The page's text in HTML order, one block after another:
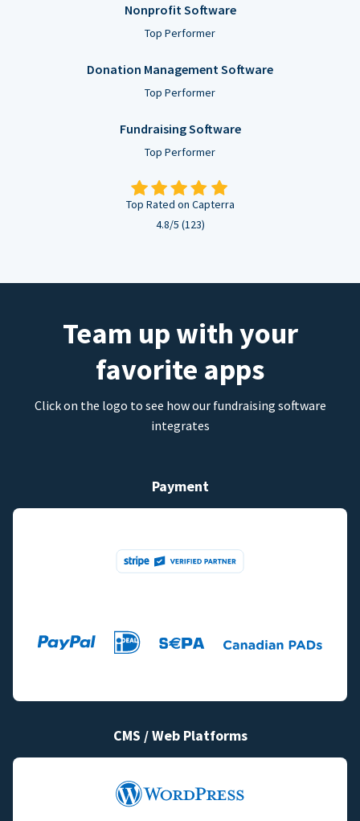
Nonprofit Software
Top Performer
Donation Management Software
Top Performer
Fundraising Software
Top Performer
Top Rated on Capterra
4.8/5 (123)
Team up with your
favorite apps
Click on the logo to see how our fundraising software
integrates
Payment
CMS / Web Platforms